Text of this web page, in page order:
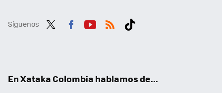
Síguenos
En Xataka Colombia hablamos de...